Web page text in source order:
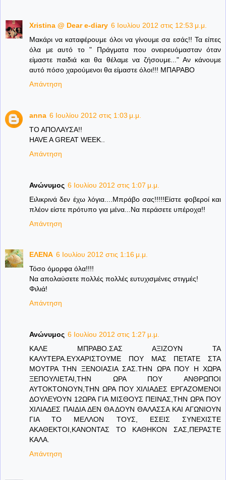
Xristina @ Dear e-diary 6 Ιουλίου 2012 στις 12:53 μ.μ.
Μακάρι να καταφέρουμε όλοι να γίνουμε σα εσάς!! Τα είπες
όλα με αυτό το " Πράγματα που ονειρευόμασταν όταν
είμαστε παιδιά και θα θέλαμε να ζήσουμε..." Αν κάνουμε
αυτό πόσο χαρούμενοι θα είμαστε όλοι!!! ΜΠΑΡΑΒΟ
Απάντηση
anna 6 Ιουλίου 2012 στις 1:03 μ.μ.
ΤΟ ΑΠΟΛΑΥΣΑ!!
HAVE A GREAT WEEK..
Απάντηση
Ανώνυμος 6 Ιουλίου 2012 στις 1:07 μ.μ.
Ειλικρινά δεν έχω λόγια....Μπράβο σας!!!!!Είστε φοβεροί και
πλέον είστε πρότυπο για μένα...Να περάσετε υπέροχα!!
Απάντηση
ΕΛΕΝΑ 6 Ιουλίου 2012 στις 1:16 μ.μ.
Τόσο όμορφα όλα!!!!
Να απολαύσετε πολλές πολλές ευτυχισμένες στιγμές!
Φιλιά!
Απάντηση
Ανώνυμος 6 Ιουλίου 2012 στις 1:27 μ.μ.
ΚΑΛΕ ΜΠΡΑΒΟ.ΣΑΣ ΑΞΙΖΟΥΝ ΤΑ
ΚΑΛΥΤΕΡΑ.ΕΥΧΑΡΙΣΤΟΥΜΕ ΠΟΥ ΜΑΣ ΠΕΤΑΤΕ ΣΤΑ
ΜΟΥΤΡΑ ΤΗΝ ΞΕΝΟΙΑΣΙΑ ΣΑΣ.ΤΗΝ ΩΡΑ ΠΟΥ Η ΧΩΡΑ
ΞΕΠΟΥΛΙΕΤΑΙ,ΤΗΝ ΩΡΑ ΠΟΥ ΑΝΘΡΩΠΟΙ
ΑΥΤΟΚΤΟΝΟΥΝ,ΤΗΝ ΩΡΑ ΠΟΥ ΧΙΛΙΑΔΕΣ ΕΡΓΑΖΟΜΕΝΟΙ
ΔΟΥΛΕΥΟΥΝ 12ΩΡΑ ΓΙΑ ΜΙΣΘΟΥΣ ΠΕΙΝΑΣ,ΤΗΝ ΩΡΑ ΠΟΥ
ΧΙΛΙΑΔΕΣ ΠΑΙΔΙΑ ΔΕΝ ΘΑ ΔΟΥΝ ΘΑΛΑΣΣΑ ΚΑΙ ΑΓΩΝΙΟΥΝ
ΓΙΑ ΤΟ ΜΕΛΛΟΝ ΤΟΥΣ, ΕΣΕΙΣ ΣΥΝΕΧΙΣΤΕ
ΑΚΑΘΕΚΤΟΙ,ΚΑΝΟΝΤΑΣ ΤΟ ΚΑΘΗΚΟΝ ΣΑΣ,ΠΕΡΑΣΤΕ
ΚΑΛΑ.
Απάντηση